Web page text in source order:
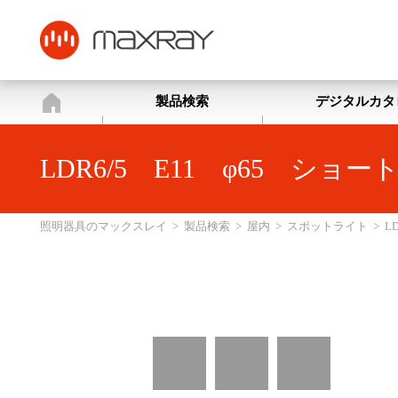
照明器具のマックスレイ
製品検索 デジタルカタ
LDR6/5 E11 φ65 ショート
照明器具のマックスレイ > 製品検索 > 屋内 > スポットライト >